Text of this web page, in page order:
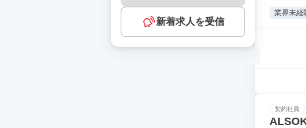
新着求人を受信
業界未経
契約社員